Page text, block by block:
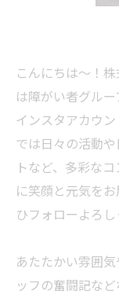
こんにちは〜！
は障がい者グルー
インスタアカウ
では日々の活動
トなど、多彩な
に笑顔と元気を
ひフォローよろ
あたたかい雰囲
ッフの奮闘記な